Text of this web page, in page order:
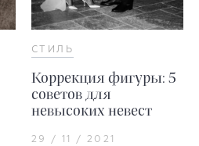
СТИЛЬ
Коррекция фигуры: 5
советов для
невысоких невест
29 / 11 / 2021